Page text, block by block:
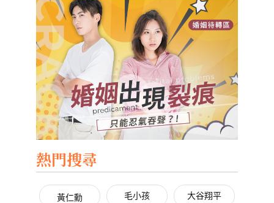
熱門搜尋
黃仁勳 毛小孩 大谷翔平